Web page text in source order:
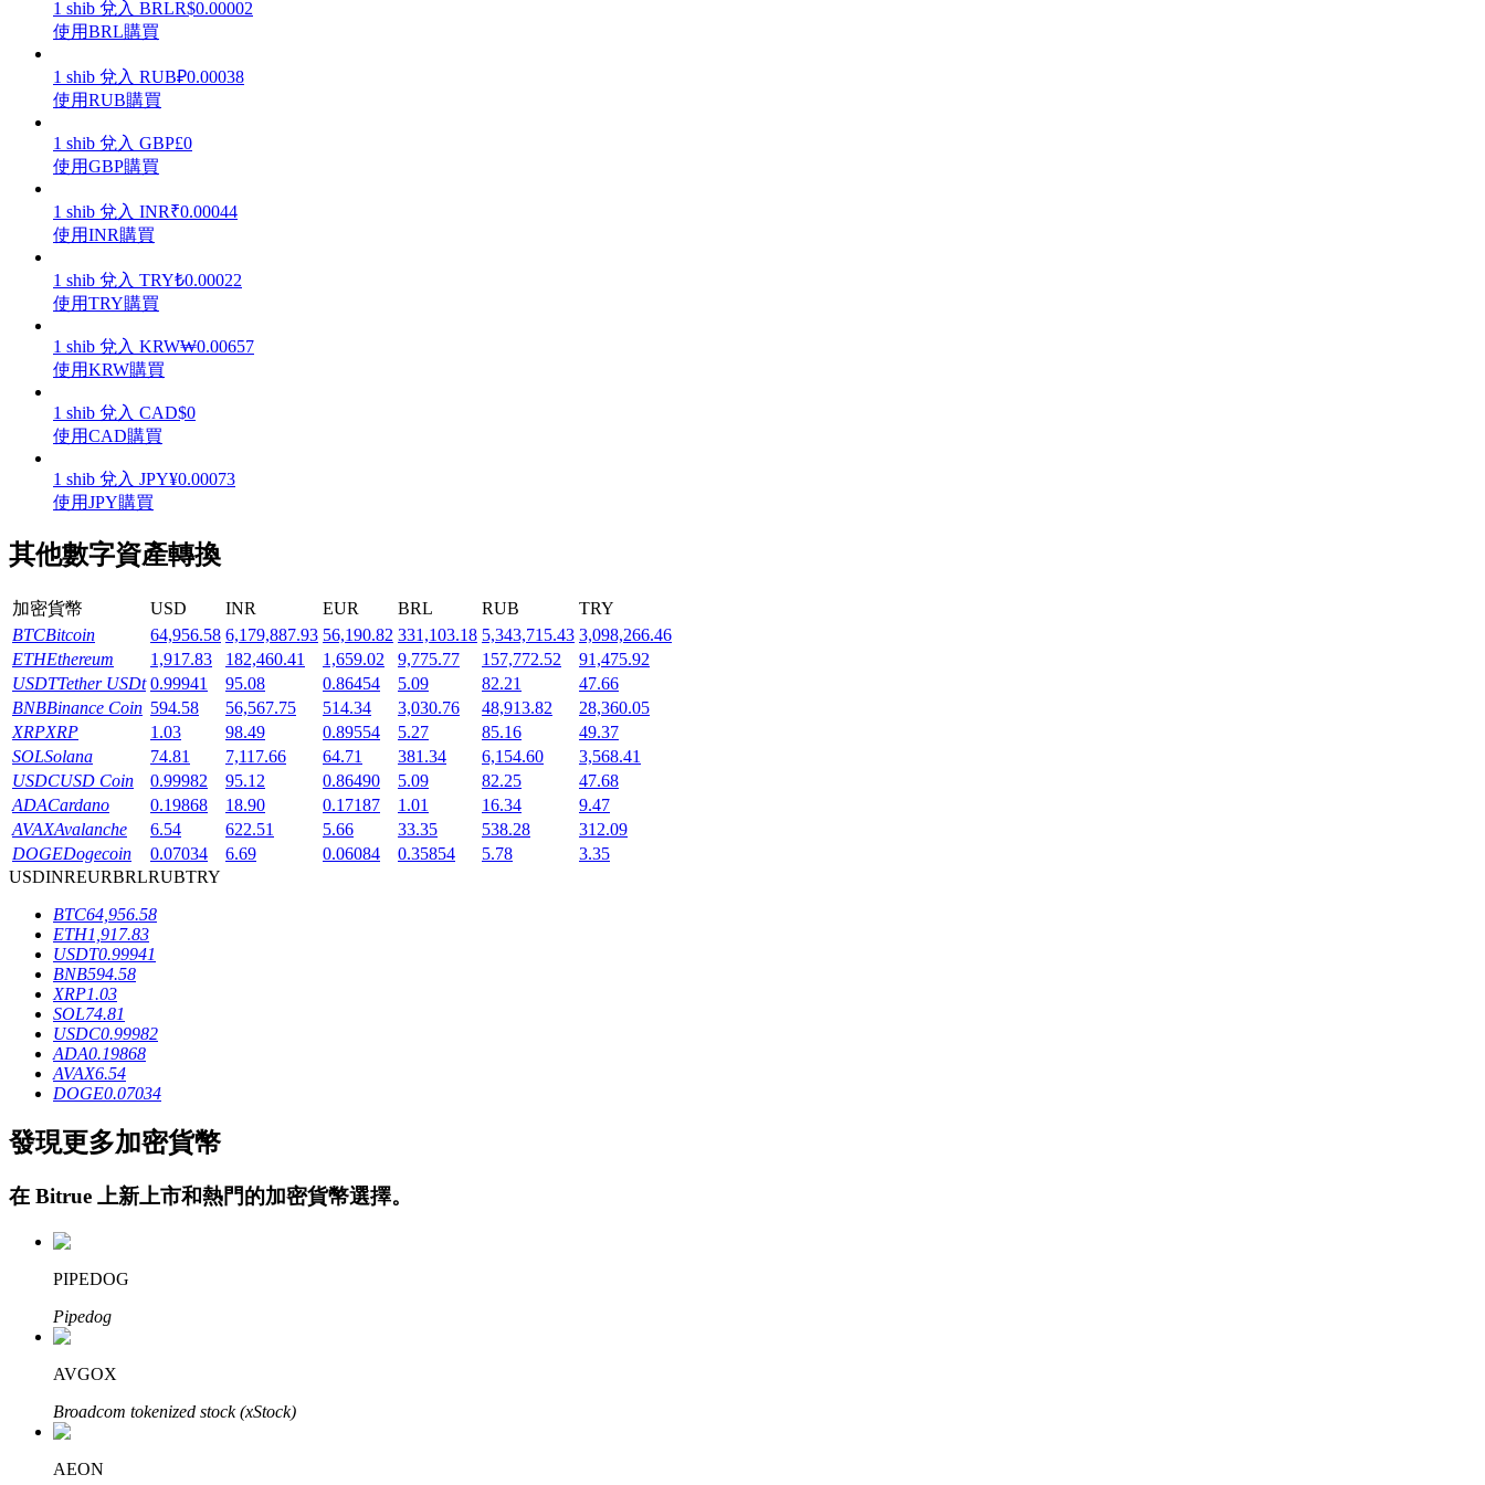
理財
增值寶
機槍池
一鍵質押鎖定高收益
Launchpool
活期質押獲得熱門資產
鎖倉BTR
輕鬆獲得多重福利
借貸寶
借貸數字貨幣，及時且安全的服務
1 shib 兌入 BRLR$0.00002
使用BRL購買
1 shib 兌入 RUB₽0.00038
使用RUB購買
1 shib 兌入 GBP£0
使用GBP購買
1 shib 兌入 INR₹0.00044
使用INR購買
1 shib 兌入 TRY₺0.00022
使用TRY購買
1 shib 兌入 KRW₩0.00657
使用KRW購買
1 shib 兌入 CAD$0
使用CAD購買
1 shib 兌入 JPY¥0.00073
使用JPY購買
其他數字資產轉換
加密貨幣 USD INR EUR BRL RUB
TRY
BTCBitcoin 64,956.58 6,179,887.93 56,190.82 331,103.18 5,343,715.43 3,098,266.46
ETHEthereum 1,917.83 182,460.41 1,659.02 9,775.77 157,772.52
91,475.92
USDTTether USDt 0.99941 95.08 0.86454 5.09 82.21
47.66
BNBBinance Coin 594.58 56,567.75 514.34 3,030.76 48,913.82
28,360.05
XRPXRP 1.03 98.49 0.89554 5.27 85.16
49.37
SOLSolana 74.81 7,117.66 64.71 381.34 6,154.60
3,568.41
USDCUSD Coin 0.99982 95.12 0.86490 5.09 82.25
47.68
ADACardano 0.19868 18.90 0.17187 1.01 16.34
9.47
AVAXAvalanche 6.54 622.51 5.66 33.35 538.28
312.09
DOGEDogecoin 0.07034 6.69 0.06084 0.35854 5.78
3.35
USDINREURBRLRUBTRY
BTC64,956.58
ETH1,917.83
USDT0.99941
BNB594.58
XRP1.03
SOL74.81
USDC0.99982
ADA0.19868
AVAX6.54
DOGE0.07034
發現更多加密貨幣
在 Bitrue 上新上市和熱門的加密貨幣選擇。
PIPEDOG
Pipedog
AVGOX
Broadcom tokenized stock (xStock)
AEON